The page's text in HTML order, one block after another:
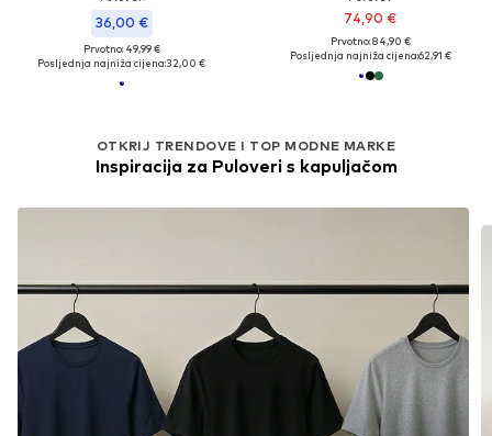
36,00 €
Prvotno: 49,99 €
Posljednja najniža cijena:32,00 €
OTKRIJ TRENDOVE I TOP MODNE MARKE
Inspiracija za Puloveri s kapuljačom
74,90 €
Prvotno: 84,90 €
Posljednja najniža cijena:62,91 €